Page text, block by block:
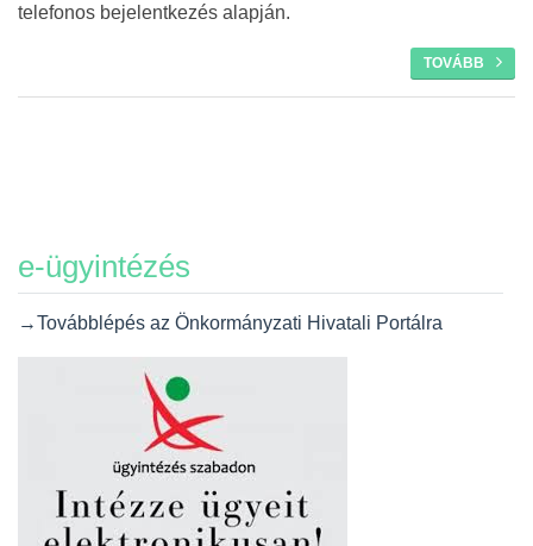
telefonos bejelentkezés alapján.
TOVÁBB
e-ügyintézés
→Továbblépés az Önkormányzati Hivatali Portálra